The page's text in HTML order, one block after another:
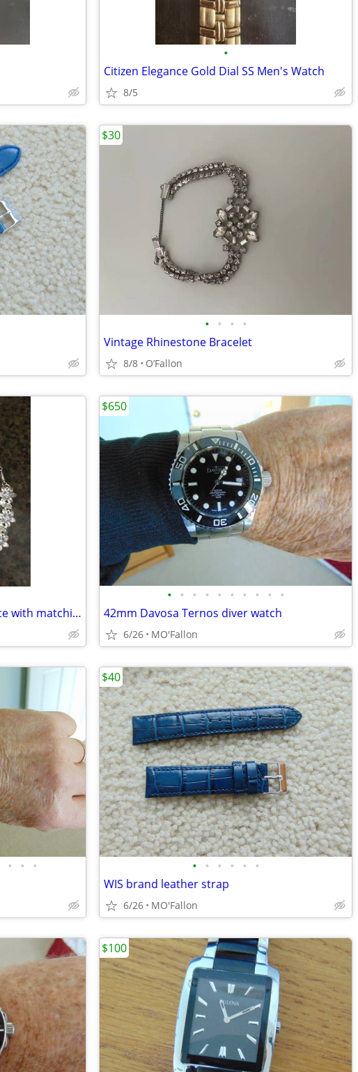
•
Citizen Elegance Gold Dial SS Men's Watch
8/5
• • • •
Vintage Rhinestone Bracelet
8/8 O’Fallon
$30
1950's Coro Silver-tone Necklace with matching clip on Earrings
• • • • • • • • • •
42mm Davosa Ternos diver watch
6/26 MO'Fallon
$650
• • • • • • • • •
WIS brand leather strap
6/26 MO'Fallon
$40
$100